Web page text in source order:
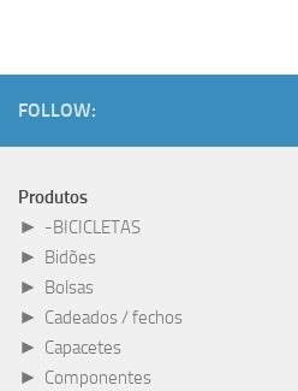
FOLLOW:
Produtos
► -BICICLETAS
►
Bidões
►
Bolsas
► Cadeados / fechos
► Capacetes
► Componentes